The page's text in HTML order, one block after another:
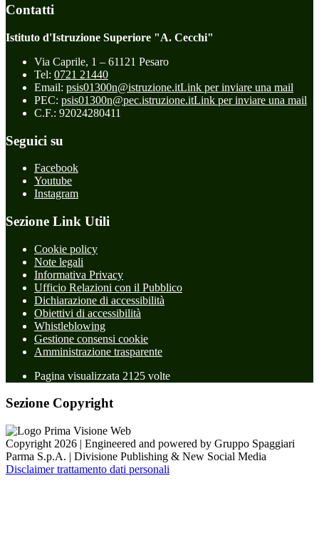
Contatti
Istituto d'Istruzione Superiore "A. Cecchi"
Via Caprile, 1 – 61121 Pesaro
Tel: 0721 21440
Email: psis01300n@istruzione.itLink per inviare una mail
PEC: psis01300n@pec.istruzione.itLink per inviare una mail
C.F.: 92024280411
Seguici su
Facebook
Youtube
Instagram
Sezione Link Utili
Cookie policy
Note legali
Informativa Privacy
Ufficio Relazioni con il Pubblico
Dichiarazione di accessibilità
Obiettivi di accessibilità
Whistleblowing
Gestione consensi cookie
Amministrazione trasparente
Pagina visualizzata 2125 volte
Sezione Copyright
Copyright 2026 | Engineered and powered by Gruppo Spaggiari
Parma S.p.A. | Divisione Publishing & New Social Media
Disclaimer trattamento dati personali